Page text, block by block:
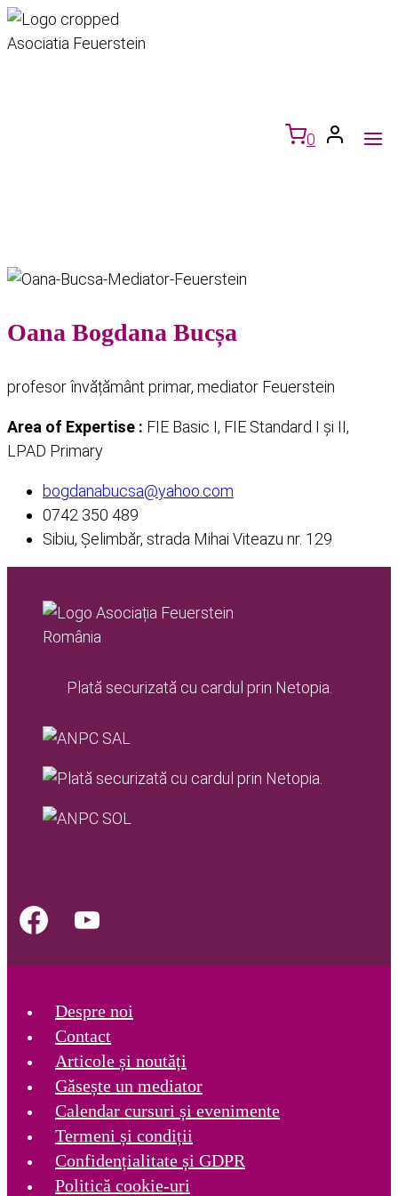
Skip
to
0
Oana Bogdana Bucșa
profesor învățământ primar, mediator Feuerstein
Area of Expertise : FIE Basic I, FIE Standard I și II,
LPAD Primary
bogdanabucsa@yahoo.com
0742 350 489
Sibiu, Șelimbăr, strada Mihai Viteazu nr. 129
Plată securizată cu cardul prin Netopia.
Despre noi
Contact
Articole și noutăți
Găsește un mediator
Calendar cursuri și evenimente
Termeni și condiții
Confidențialitate și GDPR
Politică cookie-uri